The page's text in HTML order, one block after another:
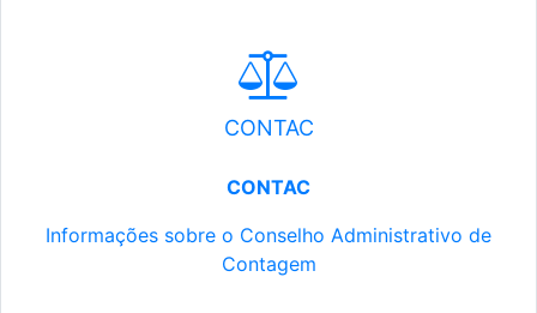
CONTAC
CONTAC
Informações sobre o Conselho Administrativo de
Contagem